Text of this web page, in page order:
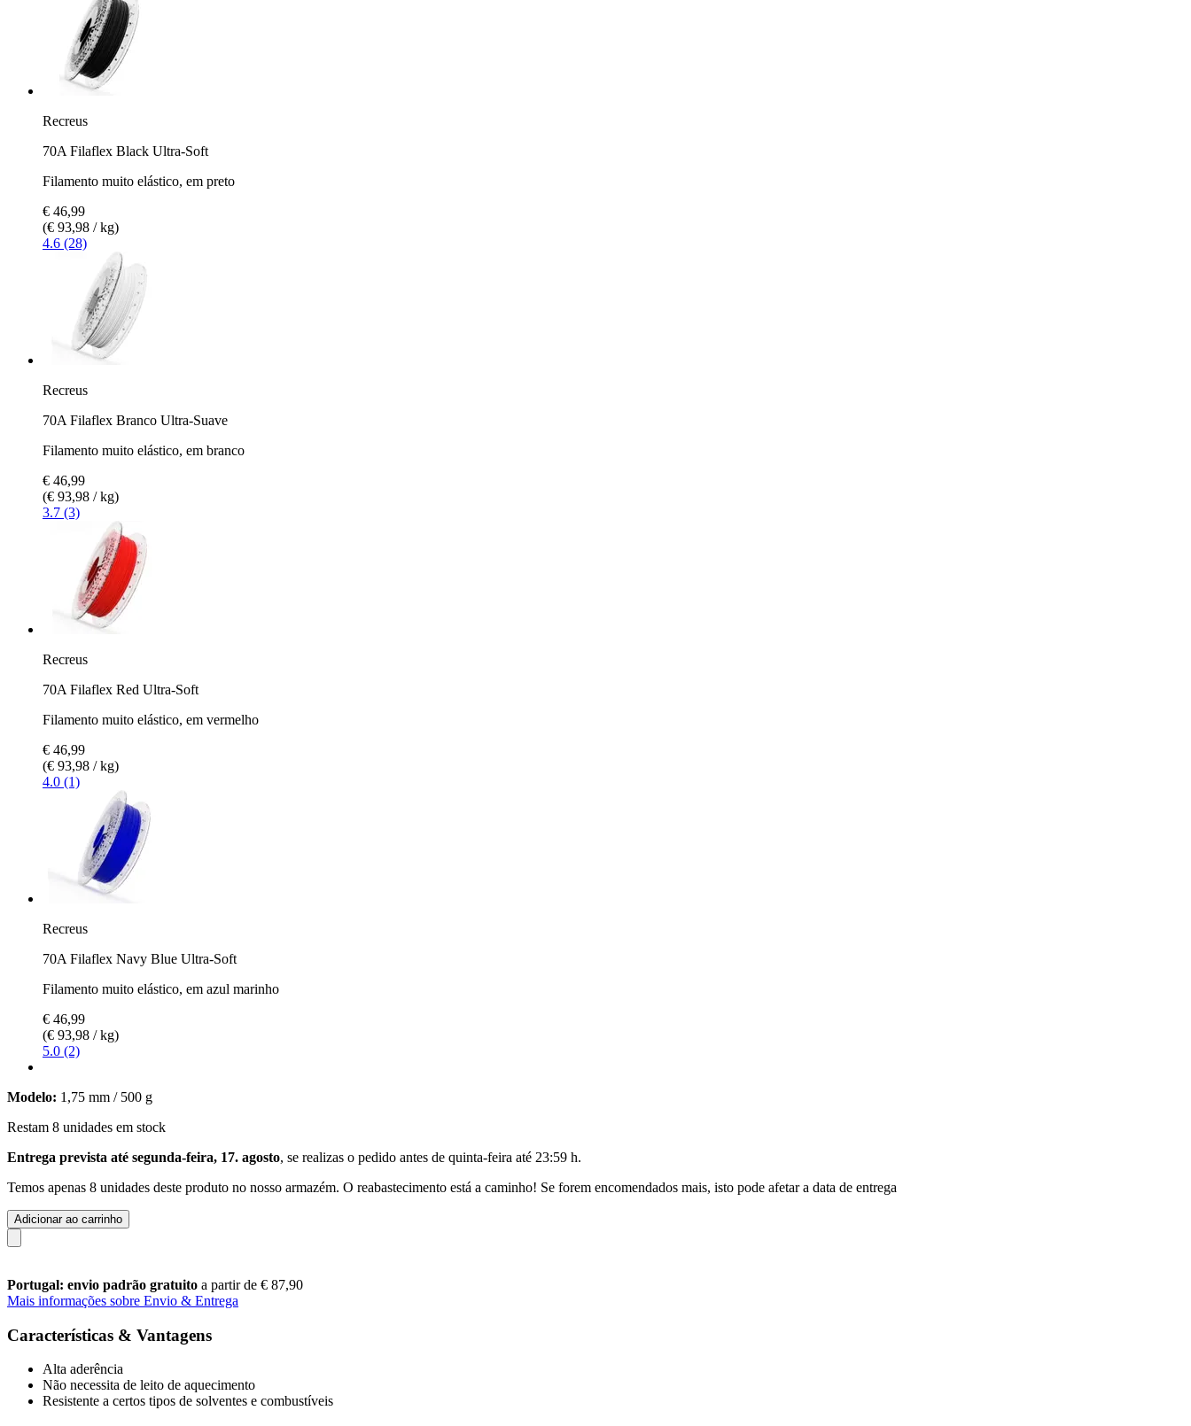
Recreus
70A Filaflex Black Ultra-Soft
Filamento muito elástico, em preto
€ 46,99
(€ 93,98 / kg)
4.6 (28)
Recreus
70A Filaflex Branco Ultra-Suave
Filamento muito elástico, em branco
€ 46,99
(€ 93,98 / kg)
3.7 (3)
Recreus
70A Filaflex Red Ultra-Soft
Filamento muito elástico, em vermelho
€ 46,99
(€ 93,98 / kg)
4.0 (1)
Recreus
70A Filaflex Navy Blue Ultra-Soft
Filamento muito elástico, em azul marinho
€ 46,99
(€ 93,98 / kg)
5.0 (2)
Modelo: 1,75 mm / 500 g
Restam 8 unidades em stock
Entrega prevista até segunda-feira, 17. agosto, se realizas o pedido antes de quinta-feira até 23:59 h.
Temos apenas 8 unidades deste produto no nosso armazém. O reabastecimento está a caminho! Se forem encomendados mais, isto pode afetar a data de entrega
Adicionar ao carrinho
Portugal: envio padrão gratuito a partir de € 87,90
Mais informações sobre Envio & Entrega
Características & Vantagens
Alta aderência
Não necessita de leito de aquecimento
Resistente a certos tipos de solventes e combustíveis